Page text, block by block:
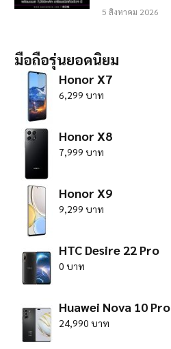
5 สิงหาคม 2026
มือถือรุ่นยอดนิยม
Honor X7
6,299 บาท
Honor X8
7,999 บาท
Honor X9
9,299 บาท
HTC Desire 22 Pro
0 บาท
Huawei Nova 10 Pro
24,990 บาท